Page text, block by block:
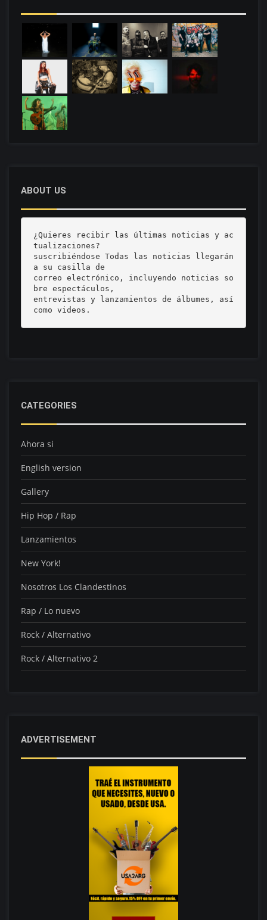
ABOUT US
¿Quieres recibir las últimas noticias y ac
tualizaciones?
suscribiéndose Todas las noticias llegarán
a su casilla de
correo electrónico, incluyendo noticias so
bre espectáculos,
entrevistas y lanzamientos de álbumes, así
como videos.
CATEGORIES
Ahora si
English version
Gallery
Hip Hop / Rap
Lanzamientos
New York!
Nosotros Los Clandestinos
Rap / Lo nuevo
Rock / Alternativo
Rock / Alternativo 2
ADVERTISEMENT